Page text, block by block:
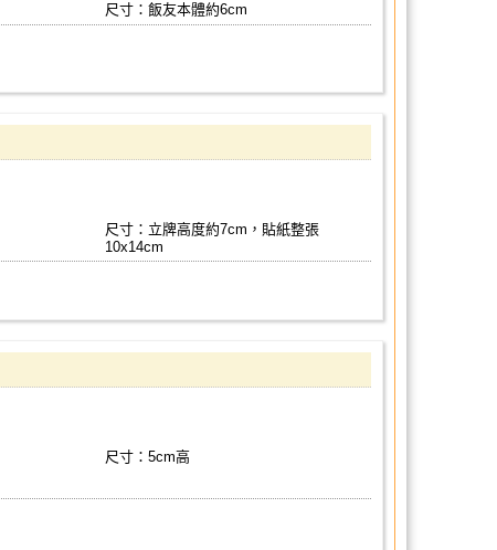
尺寸：飯友本體約6cm
尺寸：立牌高度約7cm，貼紙整張
10x14cm
尺寸：5cm高